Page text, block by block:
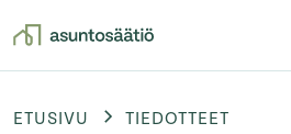
ETUSIVU
TIEDOTTEET